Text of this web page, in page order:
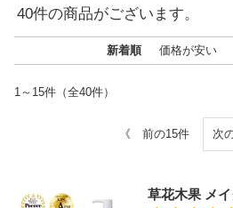
40件の商品がございます。
新着順 価格が安い
1～15件（全40件）
《 前の15件 次
草花木果 メ